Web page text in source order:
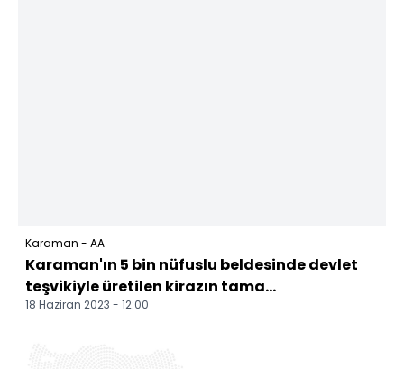
Karaman - AA
Karaman'ın 5 bin nüfuslu beldesinde devlet
teşvikiyle üretilen kirazın tama...
18 Haziran 2023 - 12:00